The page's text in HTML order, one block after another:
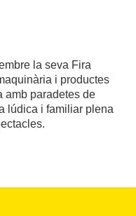
la seva Fira
i productes
amb paradetes de
lúdica i familiar plena